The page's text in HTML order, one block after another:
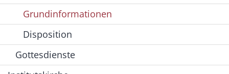
Grundinformationen
Disposition
Gottesdienste